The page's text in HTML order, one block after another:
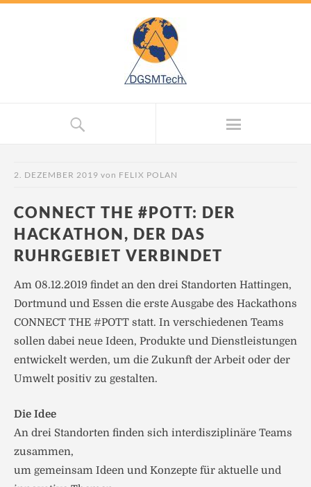
2. DEZEMBER 2019 von FELIX POLAN
CONNECT THE #POTT: DER
HACKATHON, DER DAS
RUHRGEBIET VERBINDET
Am 08.12.2019 findet an den drei Standorten Hattingen,
Dortmund und Essen die erste Ausgabe des Hackathons
CONNECT THE #POTT statt. In verschiedenen Teams
sollen dabei neue Ideen, Produkte und Dienstleistungen
entwickelt werden, um die Zukunft der Arbeit oder der
Umwelt positiv zu gestalten.
Die Idee
An drei Standorten finden sich interdisziplinäre Teams
zusammen,
um gemeinsam Ideen und Konzepte für aktuelle und